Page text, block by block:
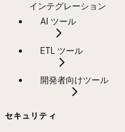
インテグレーション
AI ツール
ETL ツール
開発者向けツール
セキュリティ